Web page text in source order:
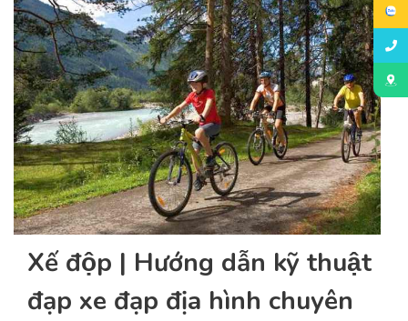
Xế độp | Hướng dẫn kỹ thuật
đạp xe đạp địa hình chuyên